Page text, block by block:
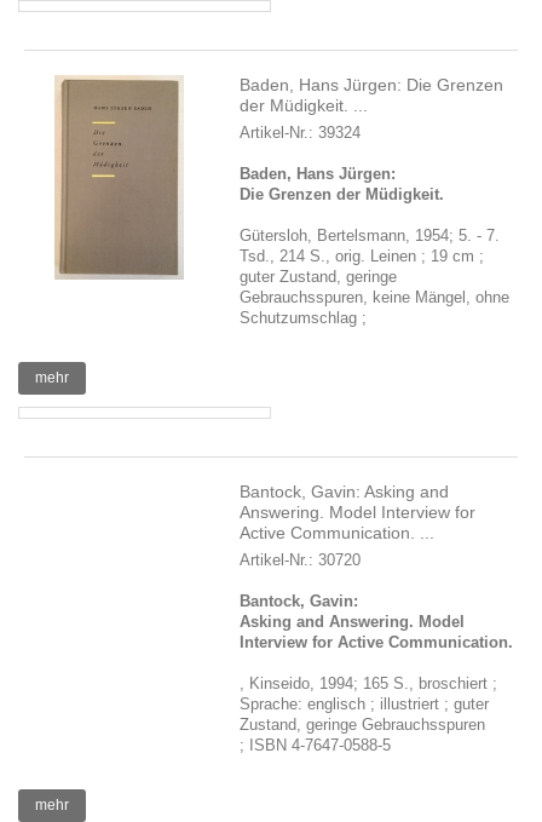
Baden, Hans Jürgen: Die Grenzen
der Müdigkeit. ...
Artikel-Nr.: 39324
Baden, Hans Jürgen:
Die Grenzen der Müdigkeit.
Gütersloh, Bertelsmann, 1954; 5. - 7.
Tsd., 214 S., orig. Leinen ; 19 cm ;
guter Zustand, geringe
Gebrauchsspuren, keine Mängel, ohne
Schutzumschlag ;
mehr
Bantock, Gavin: Asking and
Answering. Model Interview for
Active Communication. ...
Artikel-Nr.: 30720
Bantock, Gavin:
Asking and Answering. Model
Interview for Active Communication.
, Kinseido, 1994; 165 S., broschiert ;
Sprache: englisch ; illustriert ; guter
Zustand, geringe Gebrauchsspuren
; ISBN 4-7647-0588-5
mehr